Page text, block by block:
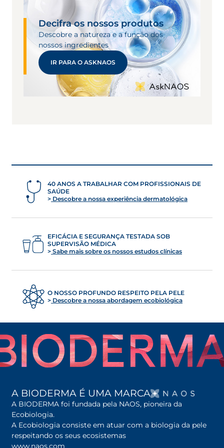
Decifra os nossos produtos
Descobre a natureza e a função dos
nossos ingredientes
IR PARA O ASKNAOS
40 ANOS A TRABALHAR COM PROFISSIONAIS DE
SAÚDE
Descobre a nossa experiência dermatológica
EFICÁCIA E SEGURANÇA TESTADA SOB
SUPERVISÃO MÉDICA
Sabe mais sobre os nossos estudos clínicas
O NOSSO PROFUNDO RESPEITO PELA PELE
Descobre a nossa abordagem ecobiológica
A BIODERMA É UMA MARCA
A BIODERMA foi fundada pela NAOS, pioneira da
Ecobiologia.
A Ecobiologia consiste em atuar com a biologia da pele
respeitando os seus ecosistemas
www.naos.com